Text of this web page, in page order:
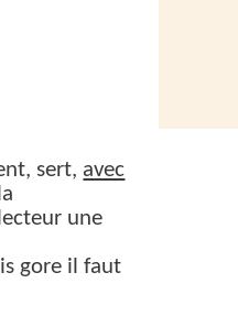
sert, avec
une
gore il faut